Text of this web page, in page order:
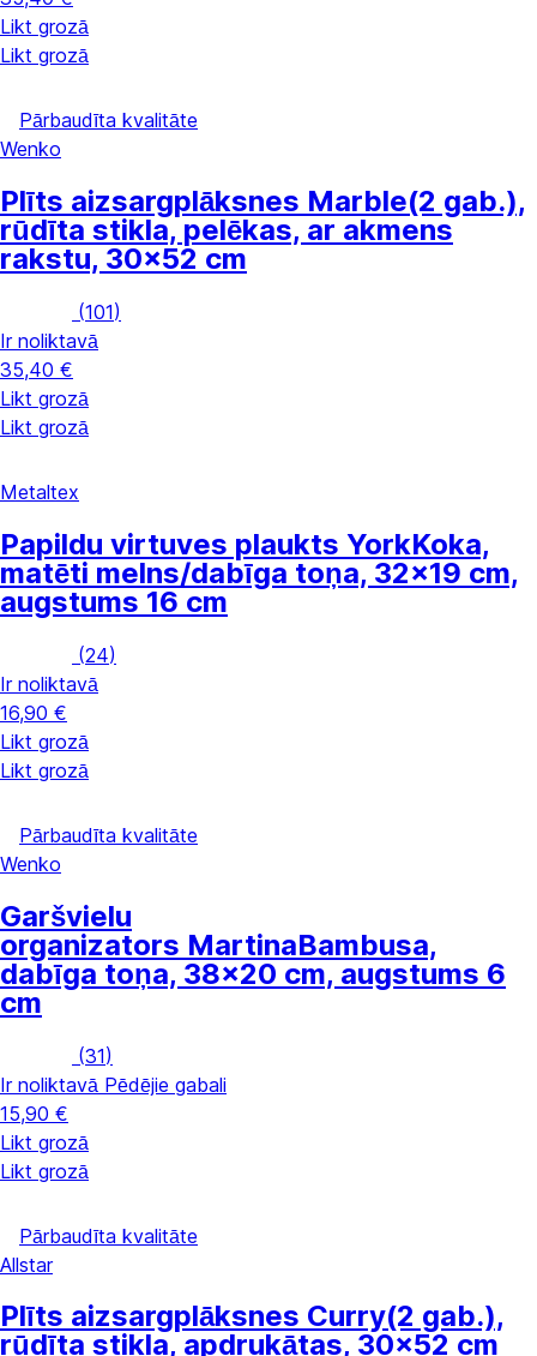
Likt grozā
Likt grozā
Pārbaudīta kvalitāte
Wenko
Plīts aizsargplāksnes Marble(2 gab.),
rūdīta stikla, pelēkas, ar akmens
rakstu, 30x52 cm
(101)
Ir noliktavā
35,40 €
Likt grozā
Likt grozā
Metaltex
Papildu virtuves plaukts YorkKoka,
matēti melns/dabīga toņa, 32x19 cm,
augstums 16 cm
(24)
Ir noliktavā
16,90 €
Likt grozā
Likt grozā
Pārbaudīta kvalitāte
Wenko
Garšvielu
organizators MartinaBambusa,
dabīga toņa, 38x20 cm, augstums 6
cm
(31)
Ir noliktavā Pēdējie gabali
15,90 €
Likt grozā
Likt grozā
Pārbaudīta kvalitāte
Allstar
Plīts aizsargplāksnes Curry(2 gab.),
rūdīta stikla, apdrukātas, 30x52 cm